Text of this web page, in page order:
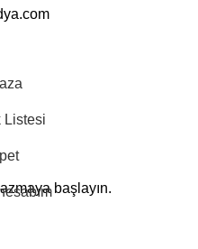
başlayın.
Listesi